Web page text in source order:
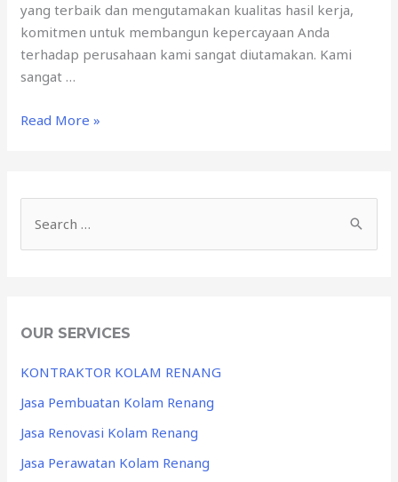
yang terbaik dan mengutamakan kualitas hasil kerja,
komitmen untuk membangun kepercayaan Anda
terhadap perusahaan kami sangat diutamakan. Kami
sangat …
Read More »
OUR SERVICES
KONTRAKTOR KOLAM RENANG
Jasa Pembuatan Kolam Renang
Jasa Renovasi Kolam Renang
Jasa Perawatan Kolam Renang